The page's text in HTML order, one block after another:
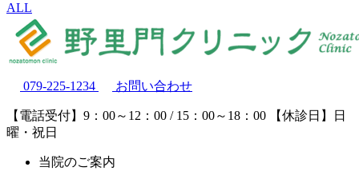
ALL
079-225-1234 お問い合わせ
【電話受付】9：00～12：00 / 15：00～18：00
【休診日】日
曜・祝日
当院のご案内